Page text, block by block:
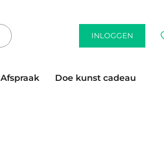
INLOGGEN
Afspraak
Doe kunst cadeau